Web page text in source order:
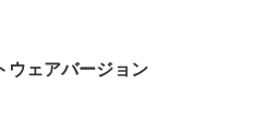
ウェアバージョン